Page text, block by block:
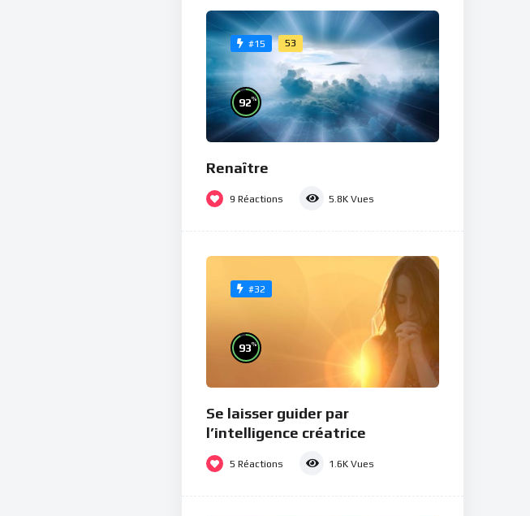
#15 53
92%
Renaître
9 Réactions 5.8K Vues
#32
93%
Se laisser guider par
l’intelligence créatrice
5 Réactions 1.6K Vues